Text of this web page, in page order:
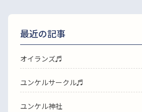
最近の記事
オイランズ♬
ユンケルサークル♬
ユンケル神社